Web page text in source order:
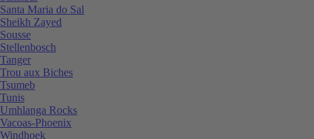
Santa Maria do Sal
Sheikh Zayed
Sousse
Stellenbosch
Tanger
Trou aux Biches
Tsumeb
Tunis
Umhlanga Rocks
Vacoas-Phoenix
Windhoek